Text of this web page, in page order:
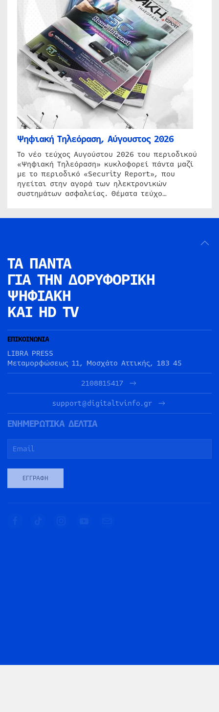
Ψηφιακή Τηλεόραση, Αύγουστος 2026
Το νέο τεύχος Αυγούστου 2026 του περιοδικού
«Ψηφιακή Τηλεόραση» κυκλοφορεί πάντα μαζί
με το περιοδικό «Security Report», που
ηγείται στην αγορά των ηλεκτρονικών
συστημάτων ασφαλείας. Θέματα τεύχο…
ΤΑ ΠΑΝΤΑ
ΓΙΑ ΤΗΝ ΔΟΡΥΦΟΡΙΚΗ
ΨΗΦΙΑΚΗ
ΚΑΙ HD TV
ΕΠΙΚΟΙΝΩΝΙΑ
LIBRA PRESS
Μεταμορφώσεως 11, Μοσχάτο Αττικής, 183 45
2108815417
support@digitaltvinfo.gr
ΕΝΗΜΕΡΩΤΙΚΑ ΔΕΛΤΙΑ
ΕΓΓΡΑΦΉ